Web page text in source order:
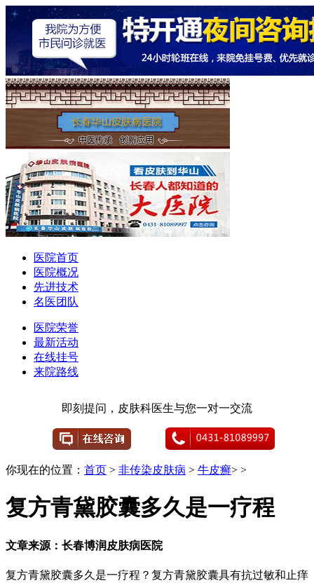
医院首页
医院概况
先进技术
名医团队
医院荣誉
最新活动
在线挂号
来院路线
即刻提问，皮肤科医生与您一对一交流
你现在的位置： 首页 > 非传染皮肤病 > 牛皮癣> >
复方青黛胶囊多久是一疗程
文章来源：长春博润皮肤病医院
复方青黛胶囊多久是一疗程？复方青黛胶囊具有抗过敏和止痒